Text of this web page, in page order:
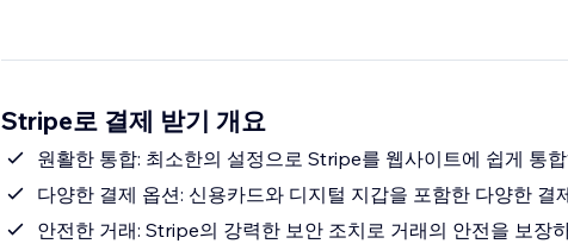
Stripe로 결제 받기 개요
원활한 통합: 최소한의 설정으로 Stripe를 웹사이트에 쉽게 통
다양한 결제 옵션: 신용카드와 디지털 지갑을 포함한 다양한 결
안전한 거래: Stripe의 강력한 보안 조치로 거래의 안전을 보장